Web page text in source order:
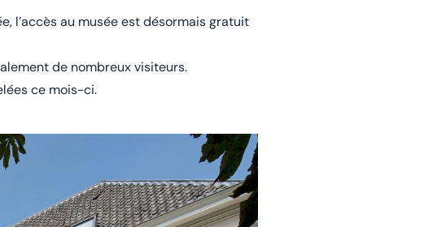
l’accès au musée est désormais gratuit
de nombreux visiteurs.
ce mois-ci.